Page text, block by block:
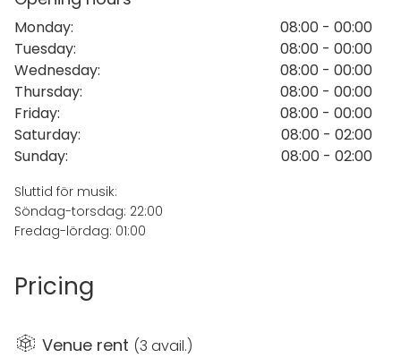
Monday:
08:00 - 00:00
Tuesday:
08:00 - 00:00
Wednesday:
08:00 - 00:00
Thursday:
08:00 - 00:00
Friday:
08:00 - 00:00
Saturday:
08:00 - 02:00
Sunday: 08:00 - 02:00
Sluttid för musik:
Söndag-torsdag: 22:00
Fredag-lördag: 01:00
Pricing
Venue rent (3 avail.)